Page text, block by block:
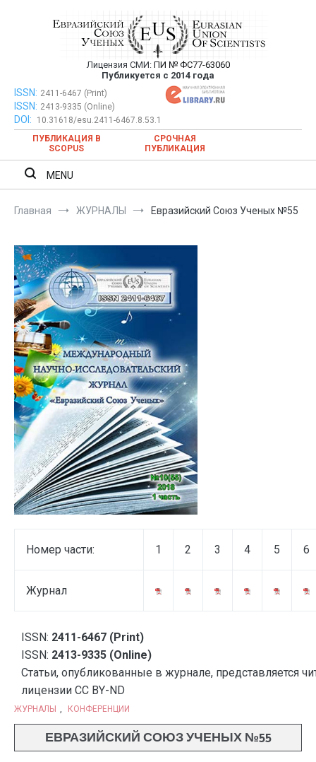
Евразийский Союз Ученых —
публикация научных статей в
ежемесячном научном журнале
Лицензия СМИ: ПИ № ФС77-63060
Публикуется с 2014 года
Евразийский Союз Ученых — публикация научных статей в
ежемесячном научном журнале
ISSN: 2411-6467 (Print)
ISSN: 2413-9335 (Online)
DOI:
10.31618/esu.2411-6467.8.53.1
ПУБЛИКАЦИЯ В
SCOPUS
СРОЧНАЯ
ПУБЛИКАЦИЯ
MENU
Главная ЖУРНАЛЫ Евразийский Союз Ученых №55
Номер части: 1 2 3 4 5 6
Журнал
ISSN: 2411-6467 (Print)
ISSN: 2413-9335 (Online)
Статьи, опубликованные в журнале, представляется
лицензии CC BY-ND
ЖУРНАЛЫ , КОНФЕРЕНЦИИ
ЕВРАЗИЙСКИЙ СОЮЗ УЧЕНЫХ №55